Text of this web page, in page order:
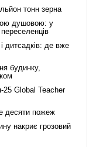
тонн зерна
душовою: у
дитсадків: де вже
будинку,
25 Global Teacher
десяти пожеж
накриє грозовий